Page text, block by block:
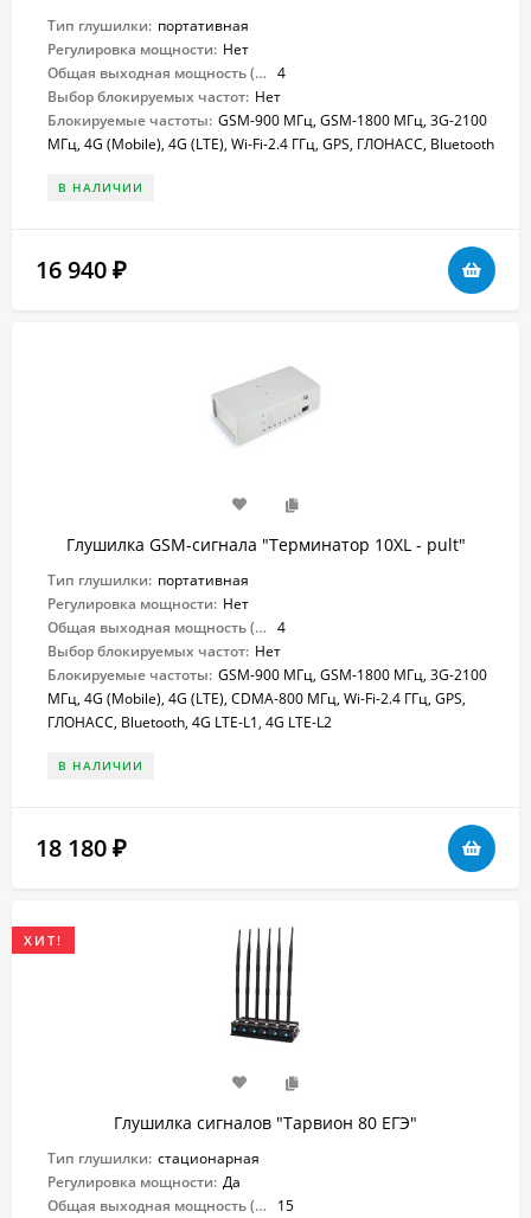
Тип глушилки: портативная
Регулировка мощности: Нет
Общая выходная мощность (Вт): 4
Выбор блокируемых частот: Нет
Блокируемые частоты: GSM-900 МГц, GSM-1800 МГц, 3G-2100
МГц, 4G (Mobile), 4G (LTE), Wi-Fi-2.4 ГГц, GPS, ГЛОНАСС, Bluetooth
В НАЛИЧИИ
16 940 ₽
Глушилка GSM-сигнала "Терминатор 10XL - pult"
Тип глушилки: портативная
Регулировка мощности: Нет
Общая выходная мощность (Вт): 4
Выбор блокируемых частот: Нет
Блокируемые частоты: GSM-900 МГц, GSM-1800 МГц, 3G-2100
МГц, 4G (Mobile), 4G (LTE), CDMA-800 МГц, Wi-Fi-2.4 ГГц, GPS,
ГЛОНАСС, Bluetooth, 4G LTE-L1, 4G LTE-L2
В НАЛИЧИИ
18 180 ₽
ХИТ!
Глушилка сигналов "Тарвион ​80 ЕГЭ"
Тип глушилки: стационарная
Регулировка мощности: Да
Общая выходная мощность (Вт):
15